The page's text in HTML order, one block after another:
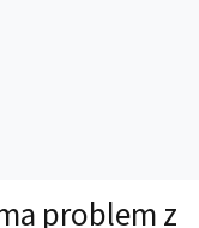
problem z